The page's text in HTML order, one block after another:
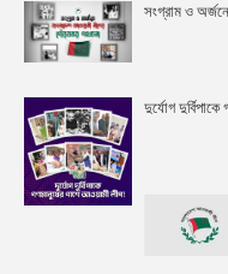
সংগ্রাম ও
দুর্যোগ